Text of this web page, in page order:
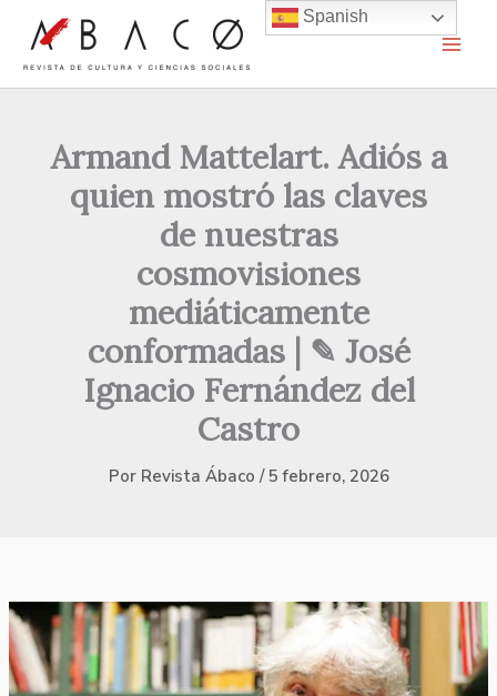
contenido
Armand Mattelart. Adiós a
quien mostró las claves
de nuestras
cosmovisiones
mediáticamente
conformadas | ✎ José
Ignacio Fernández del
Castro
Por Revista Ábaco / 5 febrero, 2026
Spanish